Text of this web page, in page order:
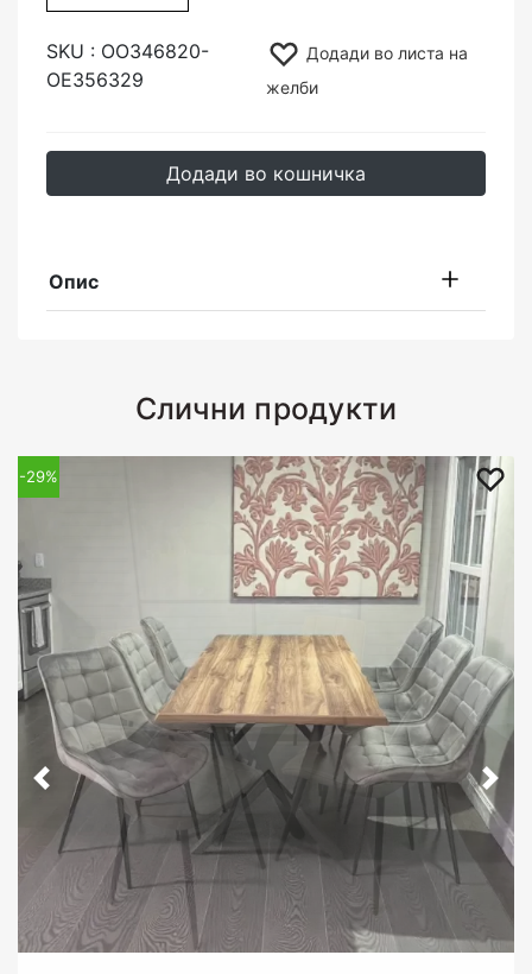
SKU : ОО346820-
ОЕ356329
Додади во листа на
желби
Додади во кошничка
Опис
Слични продукти
-29%
-29%